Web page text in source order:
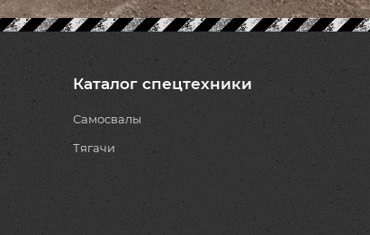
Каталог спецтехники
Самосвалы
Тягачи